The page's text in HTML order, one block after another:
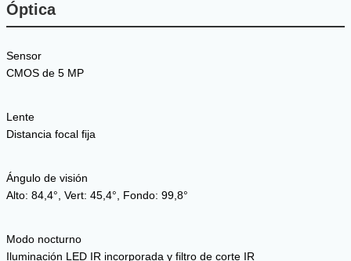
Óptica
Sensor
CMOS de 5 MP
Lente
Distancia focal fija
Ángulo de visión
Alto: 84,4°, Vert: 45,4°, Fondo: 99,8°
Modo nocturno
Iluminación LED IR incorporada y filtro de corte IR